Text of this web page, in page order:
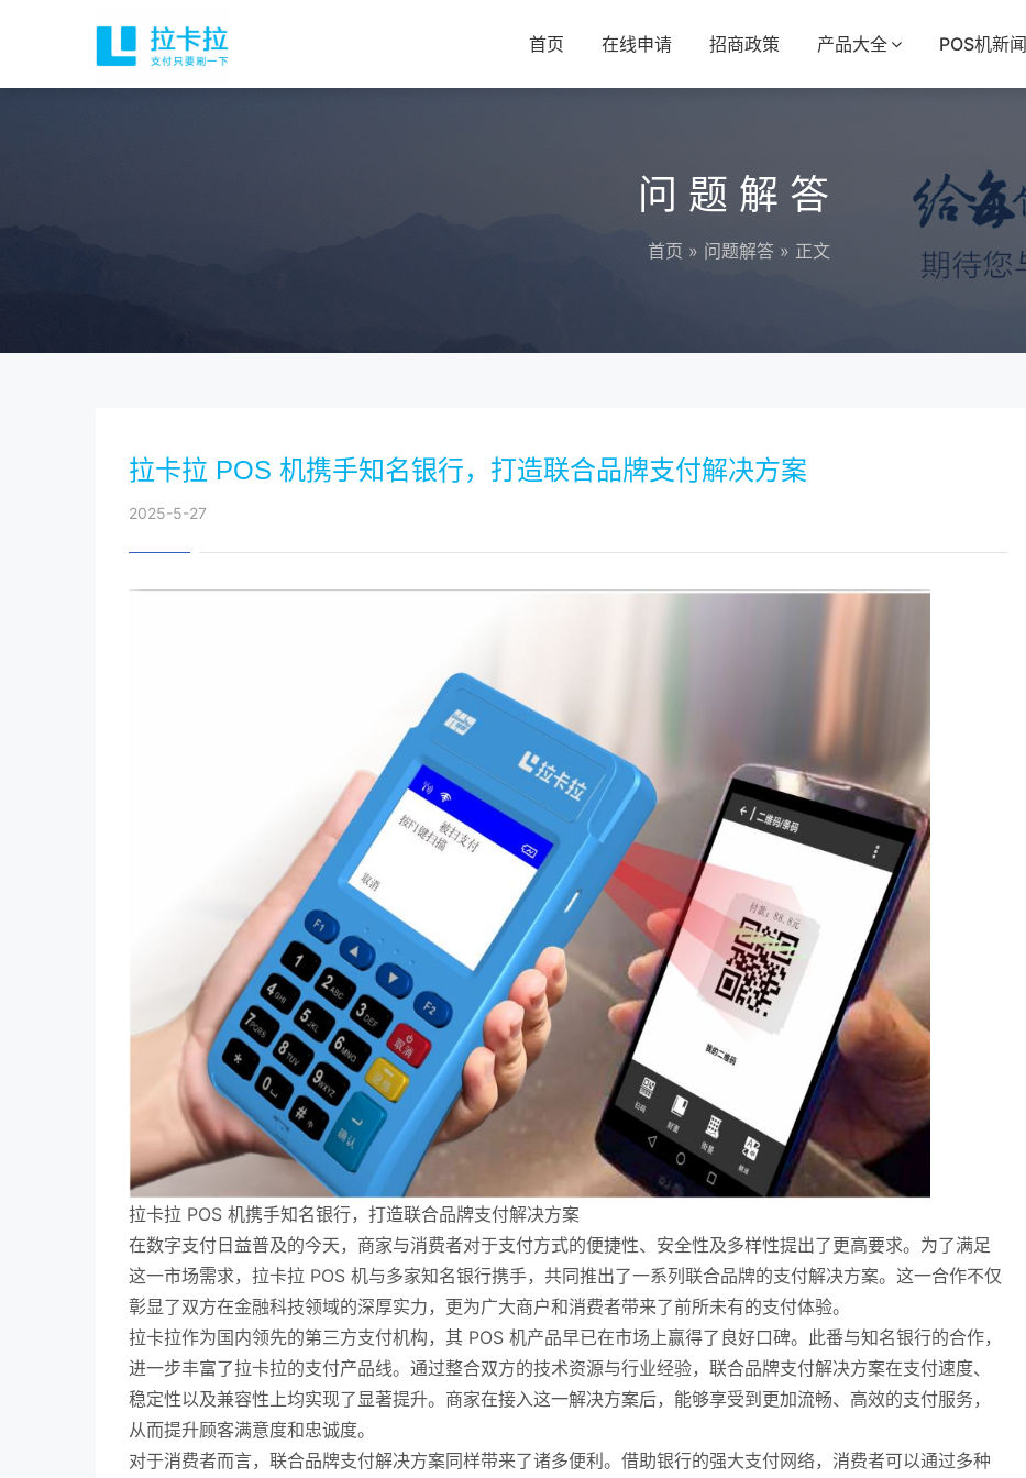
首页 在线申请 招商政策 产品大全 POS机新闻
问题解答
首页 » 问题解答 » 正文
拉卡拉 POS 机携手知名银行，打造联合品牌支付解决方案
2025-5-27
拉卡拉 POS 机携手知名银行，打造联合品牌支付解决方案
在数字支付日益普及的今天，商家与消费者对于支付方式的便捷性、安全性及多样性提出了更高要求。为了满足
这一市场需求，拉卡拉 POS 机与多家知名银行携手，共同推出了一系列联合品牌的支付解决方案。这一合作不仅
彰显了双方在金融科技领域的深厚实力，更为广大商户和消费者带来了前所未有的支付体验。
拉卡拉作为国内领先的第三方支付机构，其 POS 机产品早已在市场上赢得了良好口碑。此番与知名银行的合作，
进一步丰富了拉卡拉的支付产品线。通过整合双方的技术资源与行业经验，联合品牌支付解决方案在支付速度、
稳定性以及兼容性上均实现了显著提升。商家在接入这一解决方案后，能够享受到更加流畅、高效的支付服务，
从而提升顾客满意度和忠诚度。
对于消费者而言，联合品牌支付解决方案同样带来了诸多便利。借助银行的强大支付网络，消费者可以通过多种